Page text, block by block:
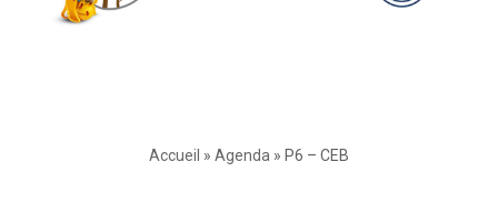
Accueil » Agenda » P6 – CEB